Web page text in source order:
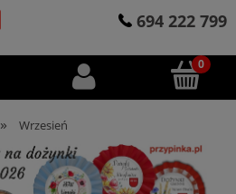
694 222 799
» Wrzesień